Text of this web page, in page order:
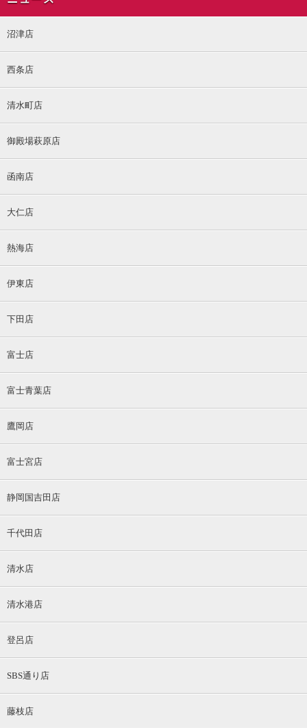
沼津店
西条店
清水町店
御殿場萩原店
函南店
大仁店
熱海店
伊東店
下田店
富士店
富士青葉店
鷹岡店
富士宮店
静岡国吉田店
千代田店
清水店
清水港店
登呂店
SBS通り店
藤枝店